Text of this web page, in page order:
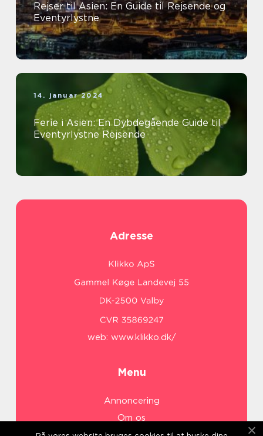
Rejser til Asien: En Guide til Rejsende og
Eventyrlystne
14. januar 2024
Ferie i Asien: En Dybdegående Guide til
Eventyrlystne Rejsende
Adresse
web: www.klikko.dk/
Menu
Annoncering
Om os